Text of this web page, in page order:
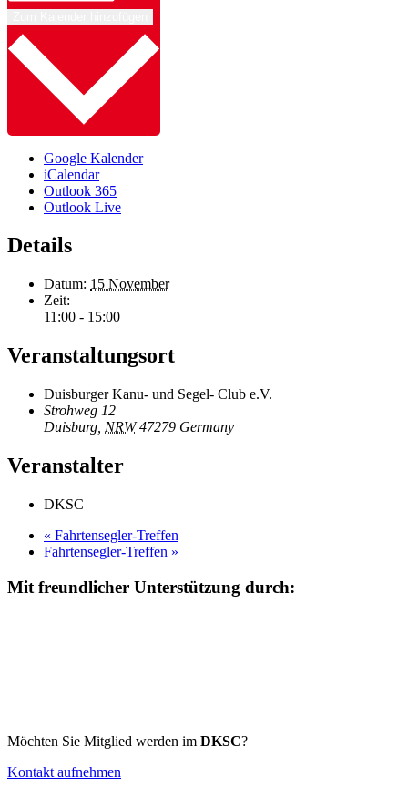
Google Kalender
iCalendar
Outlook 365
Outlook Live
Details
Datum: 15 November
Zeit:
11:00 - 15:00
Veranstaltungsort
Duisburger Kanu- und Segel- Club e.V.
Strohweg 12
Duisburg NRW 47279 Germany
Veranstalter
DKSC
« Fahrtensegler-Treffen
Fahrtensegler-Treffen »
Mit freundlicher Unterstützung durch:
Möchten Sie Mitglied werden im DKSC?
Kontakt aufnehmen